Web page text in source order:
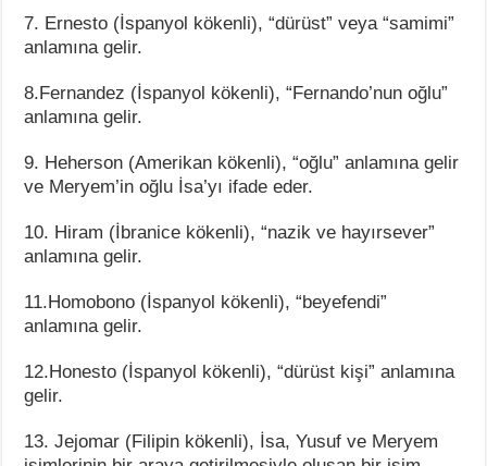
7. Ernesto (İspanyol kökenli), “dürüst” veya “samimi”
anlamına gelir.
8.Fernandez (İspanyol kökenli), “Fernando’nun oğlu”
anlamına gelir.
9. Heherson (Amerikan kökenli), “oğlu” anlamına gelir
ve Meryem’in oğlu İsa’yı ifade eder.
10. Hiram (İbranice kökenli), “nazik ve hayırsever”
anlamına gelir.
11.Homobono (İspanyol kökenli), “beyefendi”
anlamına gelir.
12.Honesto (İspanyol kökenli), “dürüst kişi” anlamına
gelir.
13. Jejomar (Filipin kökenli), İsa, Yusuf ve Meryem